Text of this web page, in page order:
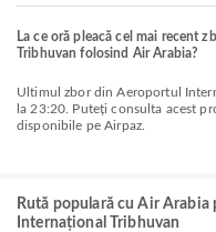
La ce oră pleacă cel mai recent
Tribhuvan folosind Air Arabia?
Ultimul zbor din Aeroportul Internațional Tribhuvan cu Air Arabia decolează
la 23:20. Puteți consulta acest
disponibile pe Airpaz.
Rută populară cu Air
Internațional Tribhuvan